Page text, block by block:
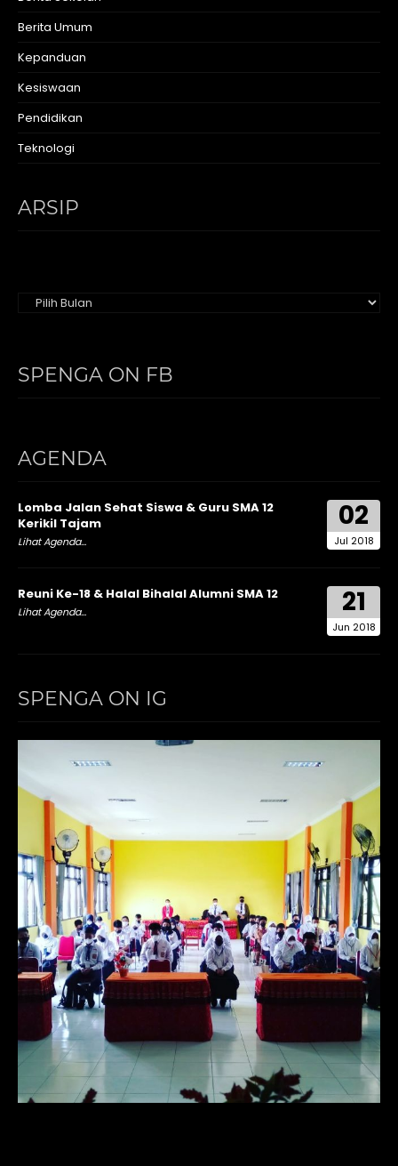
Berita Umum
Kepanduan
Kesiswaan
Pendidikan
Teknologi
ARSIP
SPENGA ON FB
AGENDA
02
Jul 2018
Lomba Jalan Sehat Siswa & Guru SMA 12
Kerikil Tajam
Lihat Agenda...
21
Jun 2018
Reuni Ke-18 & Halal Bihalal Alumni SMA 12
Lihat Agenda...
SPENGA ON IG